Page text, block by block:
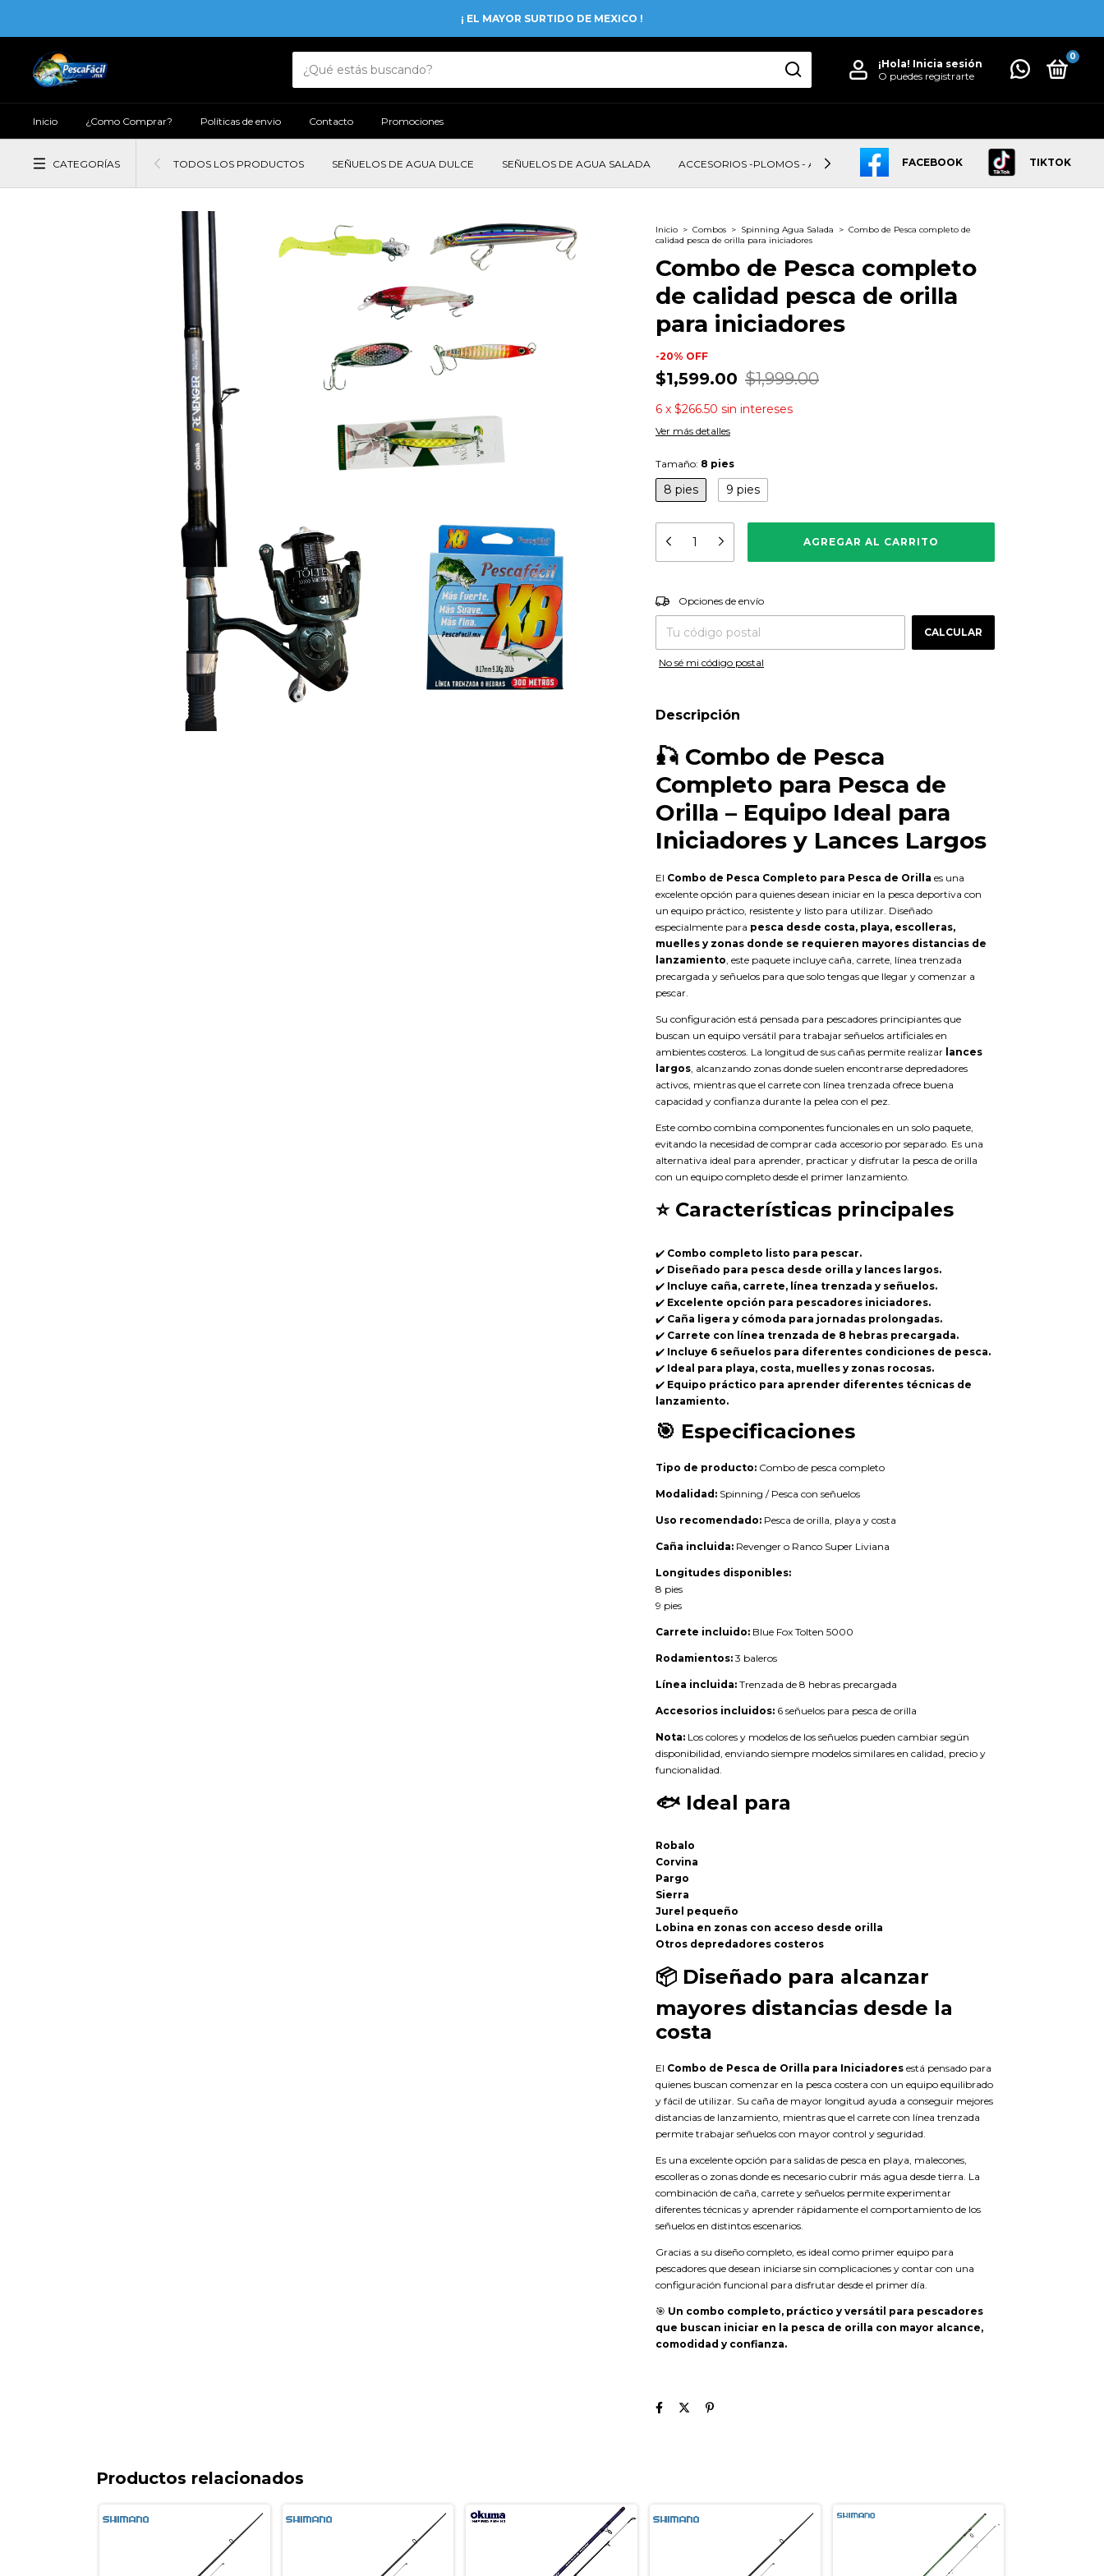
¡ EL MAYOR SURTIDO DE MEXICO !
¡Hola! Inicia sesión
O puedes registrarte
0
Inicio ¿Como Comprar? Políticas de envio Contacto Promociones
CATEGORÍAS TODOS LOS PRODUCTOS SEÑUELOS DE AGUA DULCE SEÑUELOS DE AGUA SALADA ACCESORIOS -PLOMOS - ANZUELOS LINEAS CAÑAS CARRETES
FACEBOOK TIKTOK
Inicio > Combos > Spinning Agua Salada > Combo de Pesca completo de
calidad pesca de orilla para iniciadores
Combo de Pesca completo
de calidad pesca de orilla
para iniciadores
-20% OFF
$1,599.00 $1,999.00
6 x $266.50 sin intereses
Ver más detalles
Tamaño: 8 pies
8 pies 9 pies
Entregas para el CP:
Opciones de envío
CALCULAR
No sé mi código postal
Descripción
🎣 Combo de Pesca
Completo para Pesca de
Orilla – Equipo Ideal para
Iniciadores y Lances Largos
El Combo de Pesca Completo para Pesca de Orilla es una
excelente opción para quienes desean iniciar en la pesca deportiva con
un equipo práctico, resistente y listo para utilizar. Diseñado
especialmente para pesca desde costa, playa, escolleras,
muelles y zonas donde se requieren mayores distancias de
lanzamiento , este paquete incluye caña, carrete, línea trenzada
precargada y señuelos para que solo tengas que llegar y comenzar a
pescar.
Su configuración está pensada para pescadores principiantes que
buscan un equipo versátil para trabajar señuelos artificiales en
ambientes costeros. La longitud de sus cañas permite realizar lances
largos , alcanzando zonas donde suelen encontrarse depredadores
activos, mientras que el carrete con línea trenzada ofrece buena
capacidad y confianza durante la pelea con el pez.
Este combo combina componentes funcionales en un solo paquete,
evitando la necesidad de comprar cada accesorio por separado. Es una
alternativa ideal para aprender, practicar y disfrutar la pesca de orilla
con un equipo completo desde el primer lanzamiento.
⭐ Características principales
✔️ Combo completo listo para pescar.
✔️ Diseñado para pesca desde orilla y lances largos.
✔️ Incluye caña, carrete, línea trenzada y señuelos.
✔️ Excelente opción para pescadores iniciadores.
✔️ Caña ligera y cómoda para jornadas prolongadas.
✔️ Carrete con línea trenzada de 8 hebras precargada.
✔️ Incluye 6 señuelos para diferentes condiciones de pesca.
✔️ Ideal para playa, costa, muelles y zonas rocosas.
✔️ Equipo práctico para aprender diferentes técnicas de
lanzamiento.
🎯 Especificaciones
Tipo de producto: Combo de pesca completo
Modalidad: Spinning / Pesca con señuelos
Uso recomendado: Pesca de orilla, playa y costa
Caña incluida: Revenger o Ranco Super Liviana
Longitudes disponibles:
8 pies
9 pies
Carrete incluido: Blue Fox Tolten 5000
Rodamientos: 3 baleros
Línea incluida: Trenzada de 8 hebras precargada
Accesorios incluidos: 6 señuelos para pesca de orilla
Nota: Los colores y modelos de los señuelos pueden cambiar según
disponibilidad, enviando siempre modelos similares en calidad, precio y
funcionalidad.
🐟 Ideal para
Robalo
Corvina
Pargo
Sierra
Jurel pequeño
Lobina en zonas con acceso desde orilla
Otros depredadores costeros
📦 Diseñado para alcanzar
mayores distancias desde la
costa
El Combo de Pesca de Orilla para Iniciadores está pensado para
quienes buscan comenzar en la pesca costera con un equipo equilibrado
y fácil de utilizar. Su caña de mayor longitud ayuda a conseguir mejores
distancias de lanzamiento, mientras que el carrete con línea trenzada
permite trabajar señuelos con mayor control y seguridad.
Es una excelente opción para salidas de pesca en playa, malecones,
escolleras o zonas donde es necesario cubrir más agua desde tierra. La
combinación de caña, carrete y señuelos permite experimentar
diferentes técnicas y aprender rápidamente el comportamiento de los
señuelos en distintos escenarios.
Gracias a su diseño completo, es ideal como primer equipo para
pescadores que desean iniciarse sin complicaciones y contar con una
configuración funcional para disfrutar desde el primer día.
🎯 Un combo completo, práctico y versátil para pescadores
que buscan iniciar en la pesca de orilla con mayor alcance,
comodidad y confianza.
Productos relacionados